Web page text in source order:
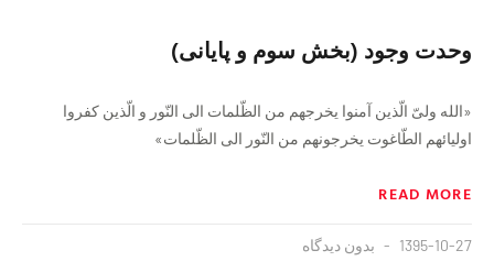
وحدت وجود (بخش سوم و پایانی)
«الله ولیّ الّذین آمنوا یخرجهم من الظّلمات الی النّور و الّذین کفروا
اولیائهم الطّاغوت یخرجونهم من النّور الی الظّلمات»
READ MORE
1395-10-27 بدون دیدگاه